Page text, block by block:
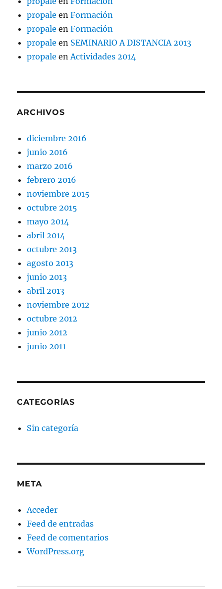
propale enFormación
propale enFormación
propale en SEMINARIO A DISTANCIA 2013
propale enActividades 2014
ARCHIVOS
diciembre 2016
junio 2016
marzo 2016
febrero 2016
noviembre 2015
octubre 2015
mayo 2014
abril 2014
octubre 2013
agosto 2013
junio 2013
abril 2013
noviembre 2012
octubre 2012
junio 2012
junio 2011
CATEGORÍAS
Sin categoría
META
Acceder
Feed de entradas
Feed de comentarios
WordPress.org